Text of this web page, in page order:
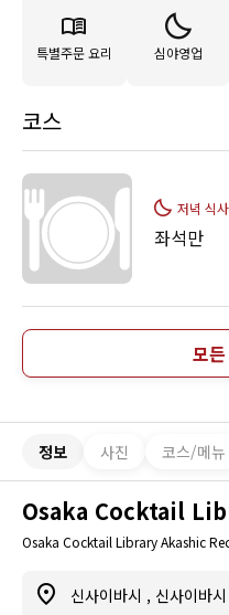
특별주문 요리 심야영업
코스
저녁 식사
좌석만
모
정보 사진 코스/메뉴
Osaka Cocktail
Osaka Cocktail Library Akashic
신사이바시 , 신사이바시